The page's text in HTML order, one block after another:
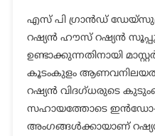
എസ് പി ഗ്രാൻഡ്
റഷ്യൻ ഹൗസ് റഷ്യൻ
ഉണ്ടാക്കുന്നതിനായി
കൂടംകുളം
റഷ്യൻ വിദഗ്ധരുടെ
സഹായത്തോടെ ഇൻഡോ-
അംഗങ്ങൾക്കായാണ്